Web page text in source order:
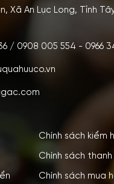
Xã An Lục Long, Tỉnh
/ 0908 005 554 - 0966
Chính sách kiểm
Chính sách
Chính sách mua